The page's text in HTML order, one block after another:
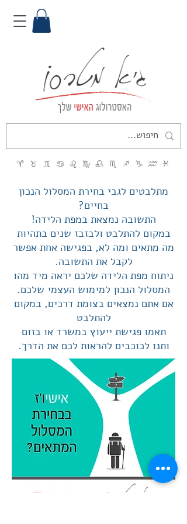
מתלבטים לגבי בחירת המסלול הנכון
בחיים?
התשובה נמצאת במפת הלידה!
במקום להתלבט ולבזבז שנים בתהיות
מה מתאים ומה לא, בפגישה אחת אפשר
לקבל את התשובה.
ניתוח מפת הלידה שלכם יראה מיד מהו
המסלול הנכון למימוש העצמי שלכם.
אם אתם נמצאים בצומת דרכים, במקום
להתלבט
תאמו פגישת ייעוץ במשרד או בזום
ותנו לכוכבים להראות לכם את הדרך.